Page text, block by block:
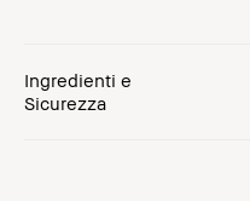
Ingredienti e
Sicurezza